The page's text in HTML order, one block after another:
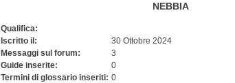
NEBBIA
Qualifica:
Iscritto il:
30 Ottobre 2024
Messaggi sul forum:
3
Guide inserite:
0
Termini di glossario inseriti: 0